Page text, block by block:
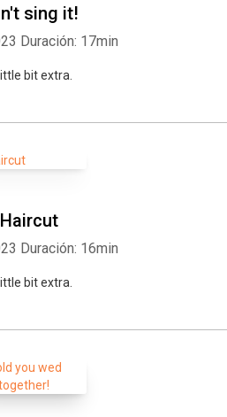
sing it!
Duración: 17min
bit extra.
Haircut
Duración: 16min
bit extra.
Twitter